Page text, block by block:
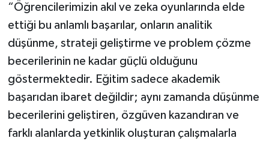
“Öğrencilerimizin akıl ve zeka oyunlarında elde
ettiği bu anlamlı başarılar, onların analitik
düşünme, strateji geliştirme ve problem çözme
becerilerinin ne kadar güçlü olduğunu
göstermektedir. Eğitim sadece akademik
başarıdan ibaret değildir; aynı zamanda düşünme
becerilerini geliştiren, özgüven kazandıran ve
farklı alanlarda yetkinlik oluşturan çalışmalarla